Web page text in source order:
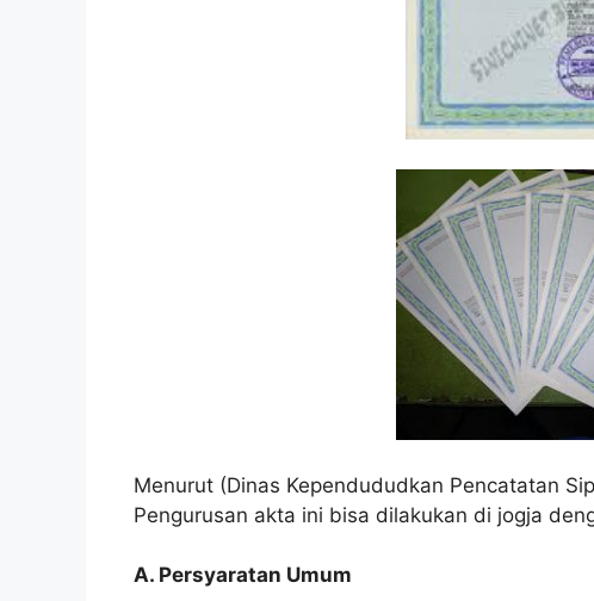
Menurut (Dinas Kependududkan Pencatatan
Pengurusan akta ini bisa dilakukan di jogja
A. Persyaratan Umum